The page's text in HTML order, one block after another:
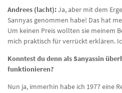
Andrees (lacht):Ja, aber mit dem
Sannyas genommen habe! Das hat
Um keinen Preis wollten sie meinem
mich praktisch für verrückt erklären.
Konntest du denn als Sanyassin
funktionieren?
Nun ja, immerhin habe ich 1977 eine